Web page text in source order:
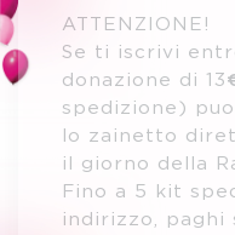
ATTENZIONE!
Se ti iscrivi
donazione di
spedizione)
lo zainetto
il giorno della
Fino a 5 kit
indirizzo, paghi